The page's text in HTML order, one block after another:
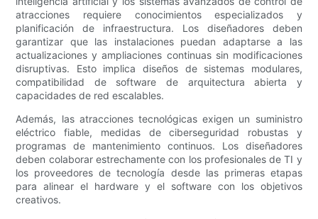
atracciones requiere conocimientos especializados y
planificación de infraestructura. Los diseñadores deben
garantizar que las instalaciones puedan adaptarse a las
actualizaciones y ampliaciones continuas sin modificaciones
disruptivas. Esto implica diseños de sistemas modulares,
compatibilidad de software de arquitectura abierta y
capacidades de red escalables.
Además, las atracciones tecnológicas exigen un suministro
eléctrico fiable, medidas de ciberseguridad robustas y
programas de mantenimiento continuos. Los diseñadores
deben colaborar estrechamente con los profesionales de TI y
los proveedores de tecnología desde las primeras etapas
para alinear el hardware y el software con los objetivos
creativos.